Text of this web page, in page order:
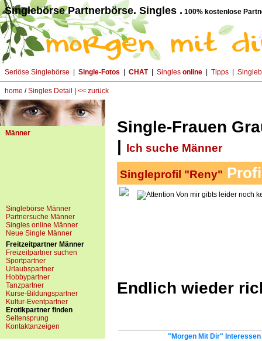
Singlebörse Partnerbörse. Singles . 100% kostenlose
Seriöse Singlebörse Single-Fotos CHAT| Singles online Tipps
home /Singles Detail << zurück
Männer
Singlebörse Männer
Partnersuche Männer
Singles online Männer
Neue Single Männer
Freitzeitpartner Männer
Freizeitpartner suchen
Sportpartner
Urlaubspartner
Hobbypartner
Tanzpartner
Kurse-Bildungspartner
Kultur-Eventpartner
Erotikpartner finden
Seitensprung
Kontaktanzeigen
Single-Frauen
| Ich suche Männer
Singleprofil "Reny"
Von mir gibts leider noch
Endlich wieder
"Morgen Mit Dir" Interessen